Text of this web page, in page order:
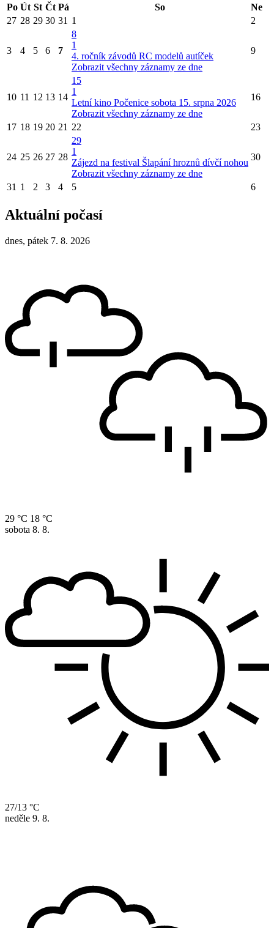
Po Út St Čt Pá So
Ne
27 28 29 30 31 1 2
3 4 5 6 7
8
1
4. ročník závodů RC modelů autíček
Zobrazit všechny záznamy ze dne
9
10 11 12 13 14
15
1
Letní kino Počenice sobota 15. srpna 2026
Zobrazit všechny záznamy ze dne
16
17 18 19 20 21 22 23
24 25 26 27 28
29
1
Zájezd na festival Šlapání hroznů dívčí nohou
Zobrazit všechny záznamy ze dne
30
31 1 2 3 4 5 6
Aktuální počasí
dnes, pátek 7. 8. 2026
29 °C 18 °C
sobota 8. 8.
27/13 °C
neděle 9. 8.